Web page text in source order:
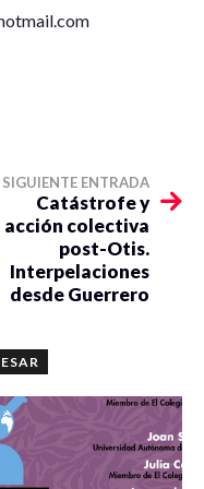
Unidad Ajusco
social: movimientos,
SIGUIENTE ENTRADA
Catástrofe y
acción colectiva
post-Otis.
Interpelaciones
desde Guerrero